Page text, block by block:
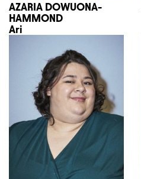
AZARIA DOWUONA-
HAMMOND
Ari